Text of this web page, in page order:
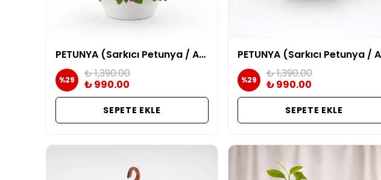
PETUNYA (Sarkıcı Petunya / Askılı Çiçek) | Fuşya (Fuchsia)
%29
₺ 1,390.00
₺ 990.00
SEPETE EKLE
%29
₺ 1,390.00
₺ 990.00
SEPETE EKLE